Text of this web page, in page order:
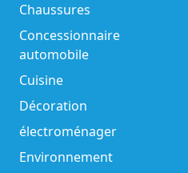
Chaussures
Concessionnaire
automobile
Cuisine
Décoration
électroménager
Environnement